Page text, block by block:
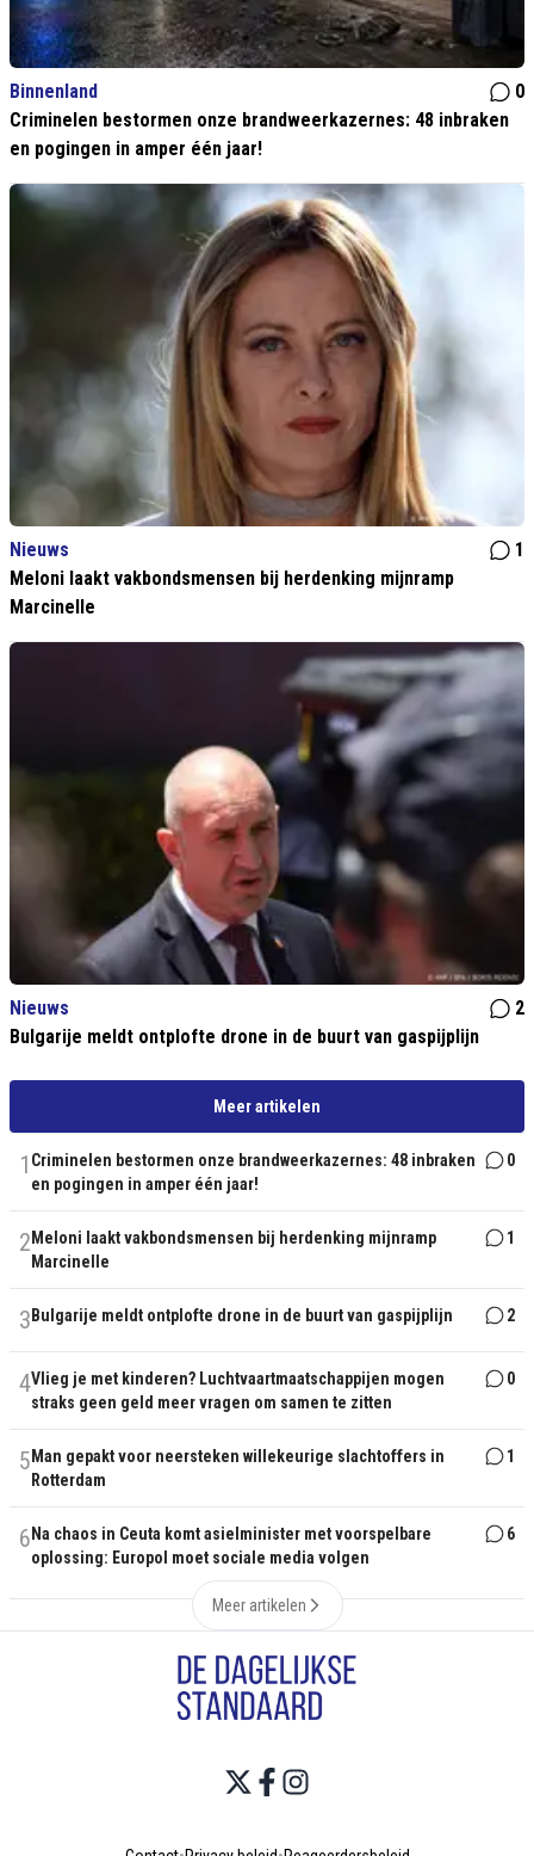
Binnenland
0
Criminelen bestormen onze brandweerkazernes: 48 inbraken
en pogingen in amper één jaar!
Nieuws
1
Meloni laakt vakbondsmensen bij herdenking mijnramp
Marcinelle
Nieuws
2
Bulgarije meldt ontplofte drone in de buurt van gaspijplijn
Meer artikelen
1 Criminelen bestormen onze brandweerkazernes: 48 inbraken
en pogingen in amper één jaar!
0
2 Meloni laakt vakbondsmensen bij herdenking mijnramp
Marcinelle
1
3 Bulgarije meldt ontplofte drone in de buurt van gaspijplijn 2
4Vlieg je met kinderen? Luchtvaartmaatschappijen mogen
straks geen geld meer vragen om samen te zitten
0
5 Man gepakt voor neersteken willekeurige slachtoffers in
Rotterdam
1
6 Na chaos in Ceuta komt asielminister met voorspelbare
oplossing: Europol moet sociale media volgen
6
Meer artikelen